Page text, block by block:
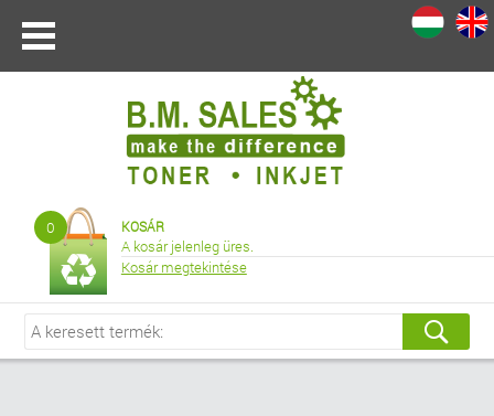
0 KOSÁR
A kosár jelenleg üres.
Kosár megtekintése